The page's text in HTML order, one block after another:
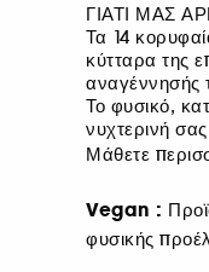
ΓΙΑΤΙ ΜΑΣ
Τα 14
κύτταρα της
αναγέννησής
Το φυσικό,
νυχτερινή
Μάθετε
Vegan :
φυσικής